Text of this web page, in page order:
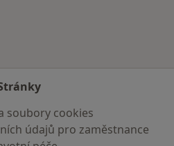
soubory cookies
údajů pro zaměstnance